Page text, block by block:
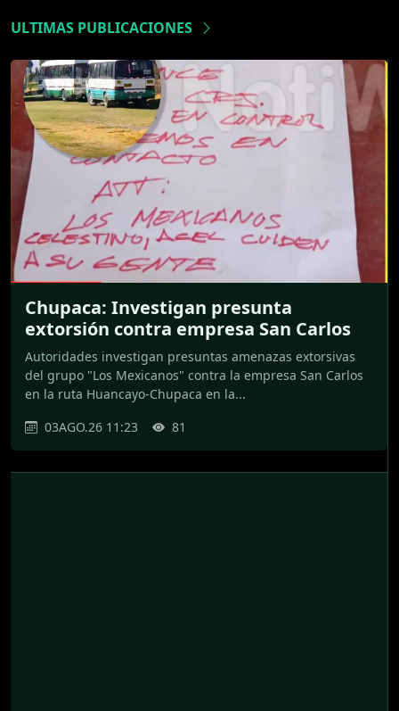
ULTIMAS PUBLICACIONES
Chupaca: Investigan presunta
extorsión contra empresa San Carlos
Autoridades investigan presuntas amenazas extorsivas
del grupo "Los Mexicanos" contra la empresa San Carlos
en la ruta Huancayo-Chupaca en la...
03AGO.26 11:23
81